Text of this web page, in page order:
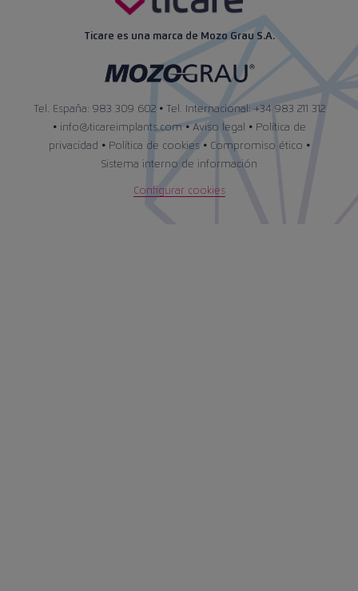
Ticare es una marca de Mozo Grau S.A.
Tel. España: 983 309 602 • Tel. Internacional: +34 983 211 312
• info@ticareimplants.com • Aviso legal • Política de
privacidad • Política de cookies• Compromiso ético •
Sistema interno de información
Configurar cookies